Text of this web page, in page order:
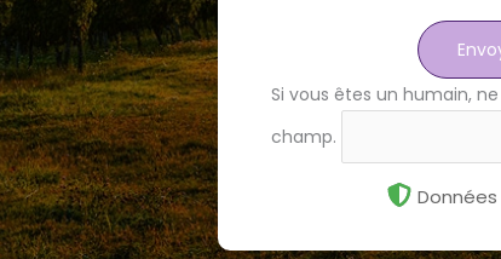
Si vous êtes un humain,
champ.